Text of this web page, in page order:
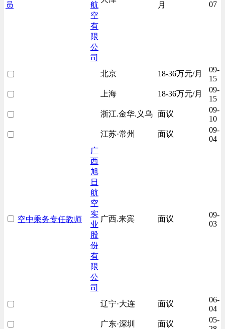
员
航
空
有
限
公
司
月
07
北京 18-36万元/月
09-
15
上海
18-36万元/月
09-
15
浙江.金华.义乌 面议
09-
10
江苏·常州
面议
09-
04
空中乘务专任教师
广
西
旭
日
航
空
实
业
股
份
有
限
公
司
广西.来宾 面议
09-
03
辽宁·大连 面议
06-
04
广东·深圳
面议
05-